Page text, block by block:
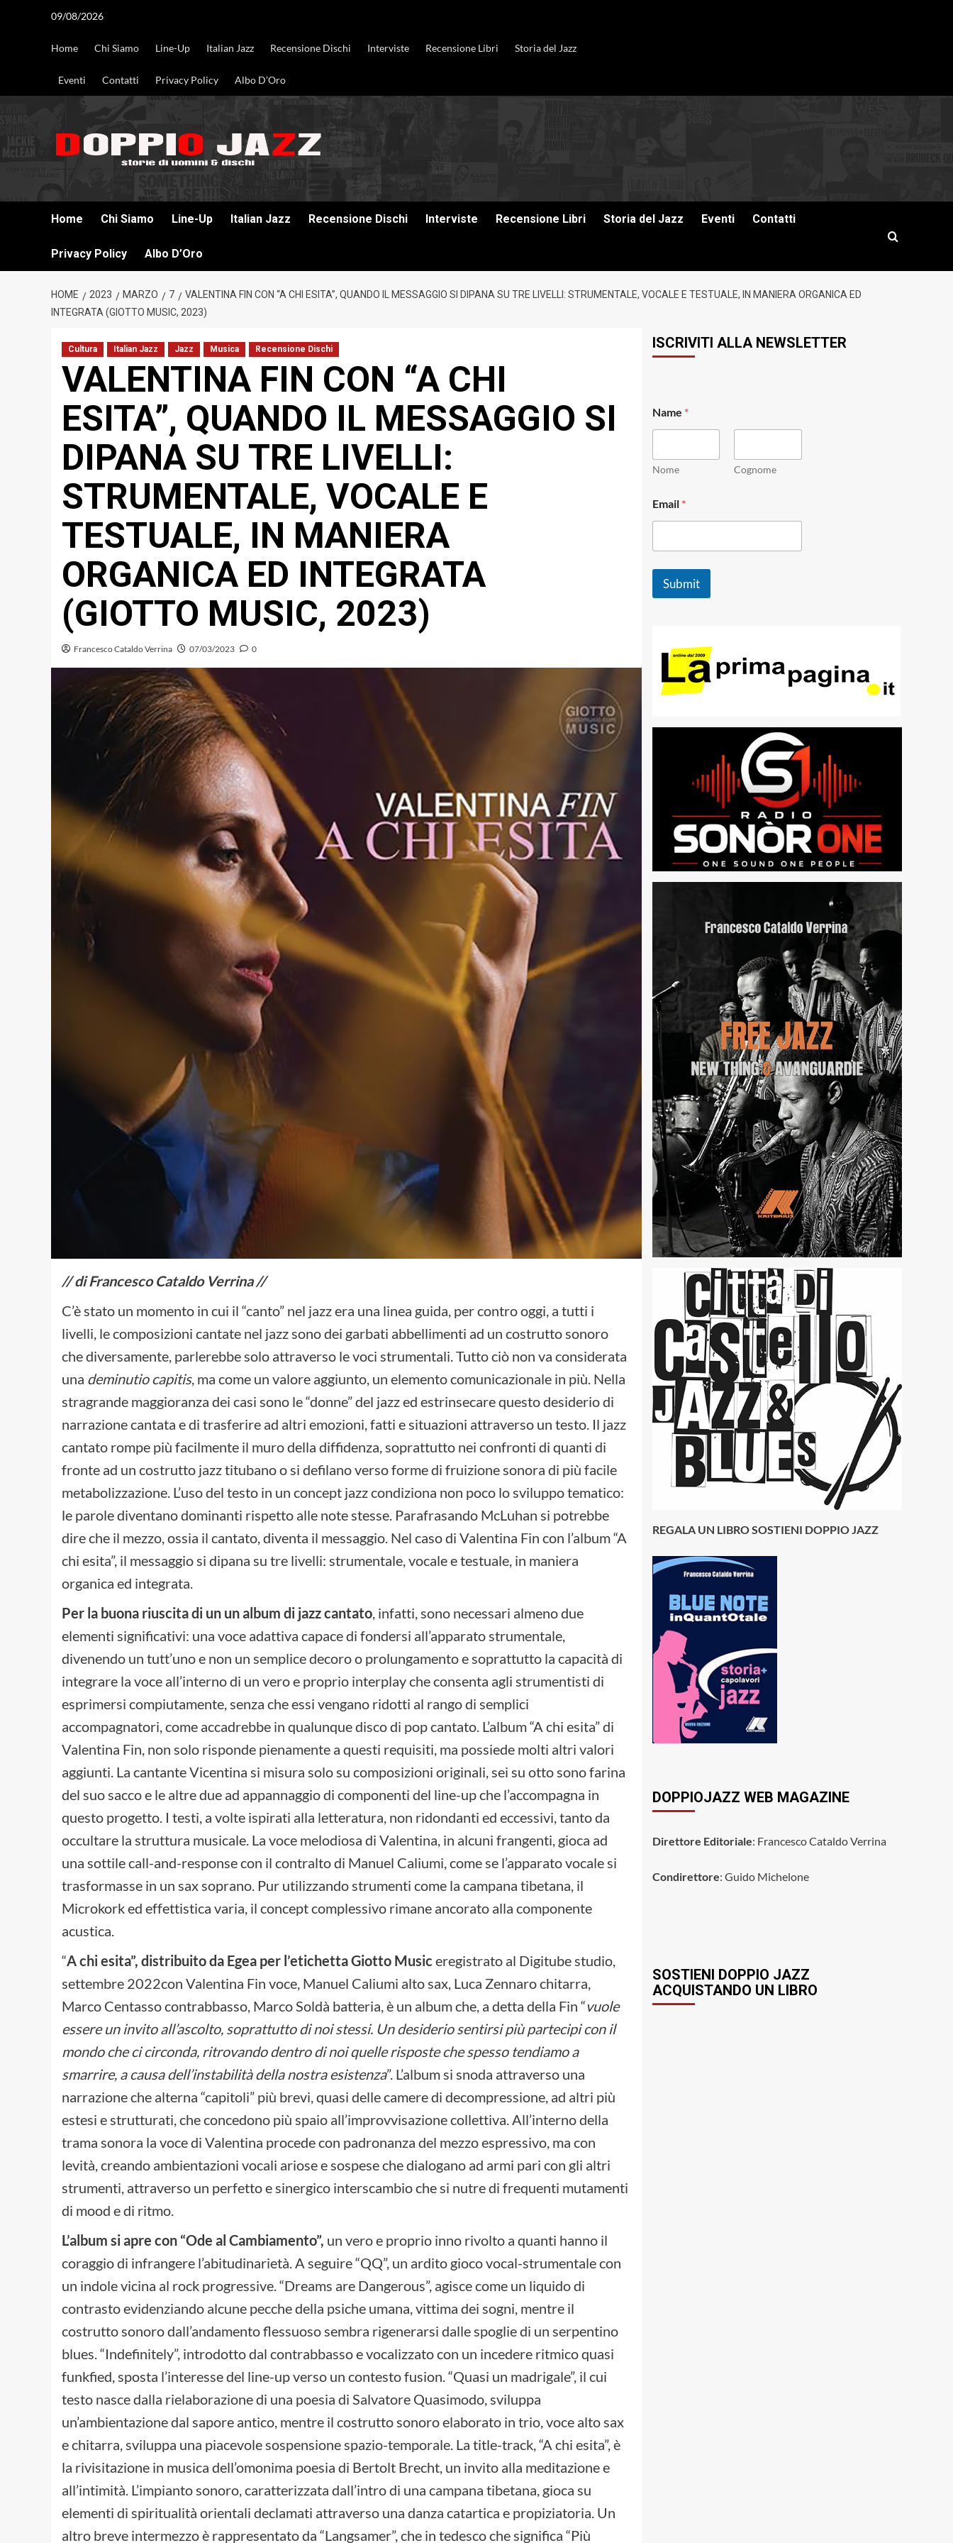
09/08/2026
Home Chi Siamo Line-Up Italian Jazz Recensione Dischi Interviste Recensione Libri Storia del Jazz
Eventi Contatti Privacy Policy Albo D’Oro
Home Chi Siamo Line-Up Italian Jazz Recensione Dischi Interviste Recensione Libri Storia del Jazz Eventi Contatti
Privacy Policy Albo D’Oro
HOME 2023 MARZO 7
VALENTINA FIN CON “A CHI ESITA”, QUANDO IL MESSAGGIO SI DIPANA SU TRE LIVELLI: STRUMENTALE, VOCALE E TESTUALE, IN MANIERA ORGANICA ED
INTEGRATA (GIOTTO MUSIC, 2023)
Cultura Italian Jazz Jazz Musica Recensione Dischi
VALENTINA FIN CON “A CHI
ESITA”, QUANDO IL MESSAGGIO SI
DIPANA SU TRE LIVELLI:
STRUMENTALE, VOCALE E
TESTUALE, IN MANIERA
ORGANICA ED INTEGRATA
(GIOTTO MUSIC, 2023)
Francesco Cataldo Verrina 07/03/2023 0
// di Francesco Cataldo Verrina //
C’è stato un momento in cui il “canto” nel jazz era una linea guida, per contro oggi, a tutti i
livelli, le composizioni cantate nel jazz sono dei garbati abbellimenti ad un costrutto sonoro
che diversamente, parlerebbe solo attraverso le voci strumentali. Tutto ciò non va considerata
una deminutio capitis, ma come un valore aggiunto, un elemento comunicazionale in più. Nella
stragrande maggioranza dei casi sono le “donne” del jazz ed estrinsecare questo desiderio di
narrazione cantata e di trasferire ad altri emozioni, fatti e situazioni attraverso un testo. Il jazz
cantato rompe più facilmente il muro della diffidenza, soprattutto nei confronti di quanti di
fronte ad un costrutto jazz titubano o si defilano verso forme di fruizione sonora di più facile
metabolizzazione. L’uso del testo in un concept jazz condiziona non poco lo sviluppo tematico:
le parole diventano dominanti rispetto alle note stesse. Parafrasando McLuhan si potrebbe
dire che il mezzo, ossia il cantato, diventa il messaggio. Nel caso di Valentina Fin con l’album “A
chi esita”, il messaggio si dipana su tre livelli: strumentale, vocale e testuale, in maniera
organica ed integrata.
Per la buona riuscita di un un album di jazz cantato, infatti, sono necessari almeno due
elementi significativi: una voce adattiva capace di fondersi all’apparato strumentale,
divenendo un tutt’uno e non un semplice decoro o prolungamento e soprattutto la capacità di
integrare la voce all’interno di un vero e proprio interplay che consenta agli strumentisti di
esprimersi compiutamente, senza che essi vengano ridotti al rango di semplici
accompagnatori, come accadrebbe in qualunque disco di pop cantato. L’album “A chi esita” di
Valentina Fin, non solo risponde pienamente a questi requisiti, ma possiede molti altri valori
aggiunti. La cantante Vicentina si misura solo su composizioni originali, sei su otto sono farina
del suo sacco e le altre due ad appannaggio di componenti del line-up che l’accompagna in
questo progetto. I testi, a volte ispirati alla letteratura, non ridondanti ed eccessivi, tanto da
occultare la struttura musicale. La voce melodiosa di Valentina, in alcuni frangenti, gioca ad
una sottile call-and-response con il contralto di Manuel Caliumi, come se l’apparato vocale si
trasformasse in un sax soprano. Pur utilizzando strumenti come la campana tibetana, il
Microkork ed effettistica varia, il concept complessivo rimane ancorato alla componente
acustica.
“A chi esita”, distribuito da Egea per l’etichetta Giotto Music eregistrato al Digitube studio,
settembre 2022con Valentina Fin voce, Manuel Caliumi alto sax, Luca Zennaro chitarra,
Marco Centasso contrabbasso, Marco Soldà batteria, è un album che, a detta della Fin “vuole
essere un invito all’ascolto, soprattutto di noi stessi. Un desiderio sentirsi più partecipi con il
mondo che ci circonda, ritrovando dentro di noi quelle risposte che spesso tendiamo a
smarrire, a causa dell’instabilità della nostra esistenza”. L’album si snoda attraverso una
narrazione che alterna “capitoli” più brevi, quasi delle camere di decompressione, ad altri più
estesi e strutturati, che concedono più spaio all’improvvisazione collettiva. All’interno della
trama sonora la voce di Valentina procede con padronanza del mezzo espressivo, ma con
levità, creando ambientazioni vocali ariose e sospese che dialogano ad armi pari con gli altri
strumenti, attraverso un perfetto e sinergico interscambio che si nutre di frequenti mutamenti
di mood e di ritmo.
L’album si apre con “Ode al Cambiamento”, un vero e proprio inno rivolto a quanti hanno il
coraggio di infrangere l’abitudinarietà. A seguire “QQ”, un ardito gioco vocal-strumentale con
un indole vicina al rock progressive. “Dreams are Dangerous”, agisce come un liquido di
contrasto evidenziando alcune pecche della psiche umana, vittima dei sogni, mentre il
costrutto sonoro dall’andamento flessuoso sembra rigenerarsi dalle spoglie di un serpentino
blues. “Indefinitely”, introdotto dal contrabbasso e vocalizzato con un incedere ritmico quasi
funkfied, sposta l’interesse del line-up verso un contesto fusion. “Quasi un madrigale”, il cui
testo nasce dalla rielaborazione di una poesia di Salvatore Quasimodo, sviluppa
un’ambientazione dal sapore antico, mentre il costrutto sonoro elaborato in trio, voce alto sax
e chitarra, sviluppa una piacevole sospensione spazio-temporale. La title-track, “A chi esita”, è
la rivisitazione in musica dell’omonima poesia di Bertolt Brecht, un invito alla meditazione e
all’intimità. L’impianto sonoro, caratterizzata dall’intro di una campana tibetana, gioca su
elementi di spiritualità orientali declamati attraverso una danza catartica e propiziatoria. Un
altro breve intermezzo è rappresentato da “Langsamer”, che in tedesco che significa “Più
ISCRIVITI ALLA NEWSLETTER
m
a
l
*
Name *
Nome Cognome
Email *
Submit
REGALA UN LIBRO SOSTIENI DOPPIO JAZZ
DOPPIOJAZZ WEB MAGAZINE
Direttore Editoriale: Francesco Cataldo Verrina
Condirettore: Guido Michelone
SOSTIENI DOPPIO JAZZ
ACQUISTANDO UN LIBRO